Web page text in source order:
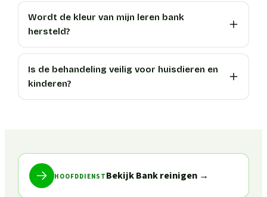
Wordt de kleur van mijn leren bank
hersteld?
Is de behandeling veilig voor huisdieren en
kinderen?
HOOFDDIENST Bekijk Bank reinigen →